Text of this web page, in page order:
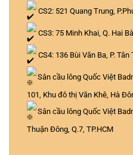
CS2: 521 Quang Trung,
CS3: 75 Minh Khai, Q. Hai
CS4: 136 Bùi Văn Ba, P.
Sân cầu lông Quốc Việt
101, Khu đô thị Văn Khê, Hà
Sân cầu lông Quốc Việt
Thuận Đông, Q.7, TP.HCM